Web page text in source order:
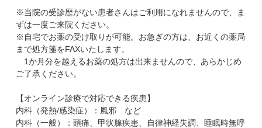
※当院の受診歴がない患者さんはご利用になれませんので、ま
ずは一度ご来院ください。
※自宅でお薬の受け取りが可能。お急ぎの方は、お近くの薬局
まで処方箋をFAXいたします。
1か月分を越えるお薬の処方は出来ませんので、あらかじめ
ご了承ください。
【オンライン診療で対応できる疾患】
内科（発熱/感染症）：風邪 など
内科（一般）：頭痛、甲状腺疾患、自律神経失調、睡眠時無呼